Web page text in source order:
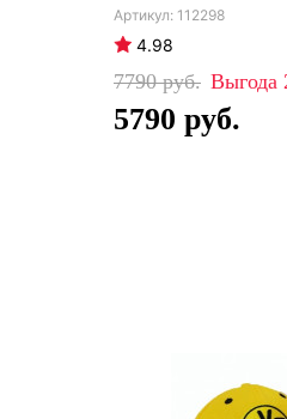
112298
4.98
7790
5790